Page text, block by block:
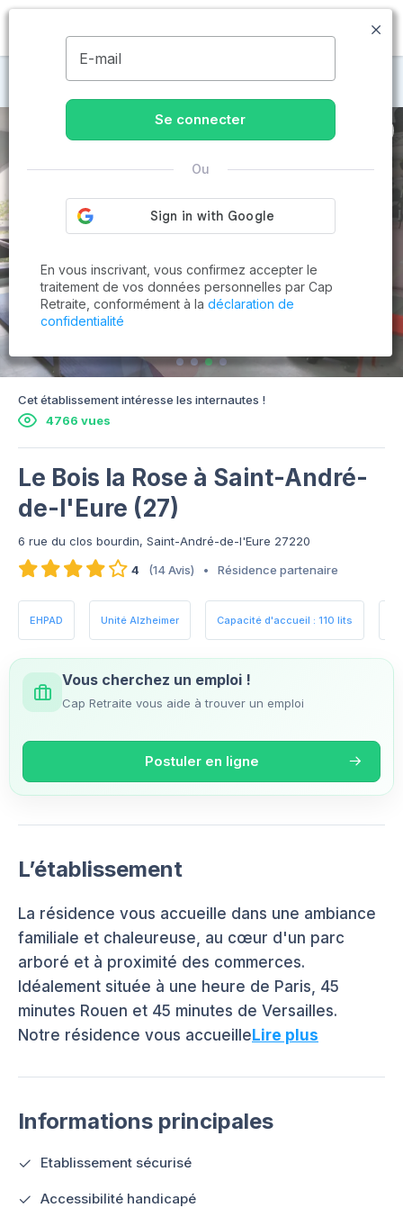
MENU
Maisons de retraite à Saint-André-de-l'Eure
Cet établissement intéresse les internautes !
4766 vues
Le Bois la Rose à Saint-André-
de-l'Eure (27)
6 rue du clos bourdin, Saint-André-de-l'Eure 27220
4
(14 Avis) • Résidence partenaire
EHPAD Unité Alzheimer Capacité d'accueil : 110 lits
Vous cherchez un emploi !
Cap Retraite vous aide à trouver un emploi
Postuler en ligne
L’établissement
La résidence vous accueille dans une ambiance
familiale et chaleureuse, au cœur d'un parc
arboré et à proximité des commerces.
Idéalement située à une heure de Paris, 45
minutes Rouen et 45 minutes de Versailles.
Notre résidence vous accueilleLire plus
Informations principales
Etablissement sécurisé
Accessibilité handicapé
E-mail
Se connecter
Ou
En vous inscrivant, vous confirmez accepter le
traitement de vos données personnelles par Cap
Retraite, conformément à la déclaration de
confidentialité